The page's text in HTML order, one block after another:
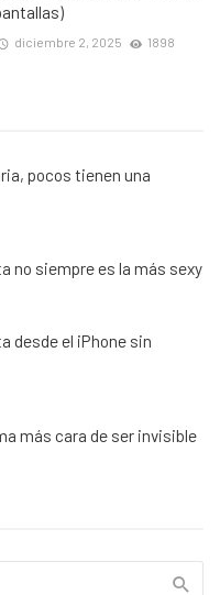
diciembre 2, 2025
1898
pocos tienen una
no siempre es la más sexy
desde el iPhone sin
más cara de ser invisible